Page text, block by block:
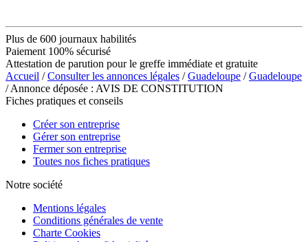
Plus de 600 journaux habilités
Paiement 100% sécurisé
Attestation de parution pour le greffe immédiate et gratuite
Accueil /Consulter les annonces légales /Guadeloupe /Guadeloupe
/ Annonce déposée : AVIS DE CONSTITUTION
Fiches pratiques et conseils
Créer son entreprise
Gérer son entreprise
Fermer son entreprise
Toutes nos fiches pratiques
Notre société
Mentions légales
Conditions générales de vente
Charte Cookies